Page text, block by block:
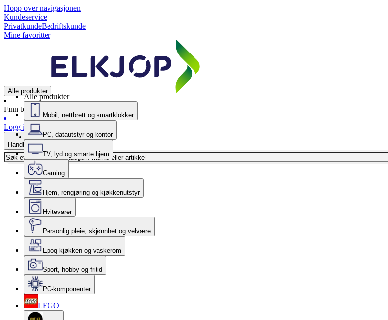
Hopp over navigasjonen
Kundeservice
PrivatkundeBedriftskunde
Mine favoritter
Alle produkter
Finn butikk
Logg inn
Handlekurv
Alle produkter
Mobil, nettbrett og smartklokker
PC, datautstyr og kontor
TV, lyd og smarte hjem
Gaming
Hjem, rengjøring og kjøkkenutstyr
Hvitevarer
Personlig pleie, skjønnhet og velvære
Epoq kjøkken og vaskerom
Sport, hobby og fritid
PC-komponenter
LEGO